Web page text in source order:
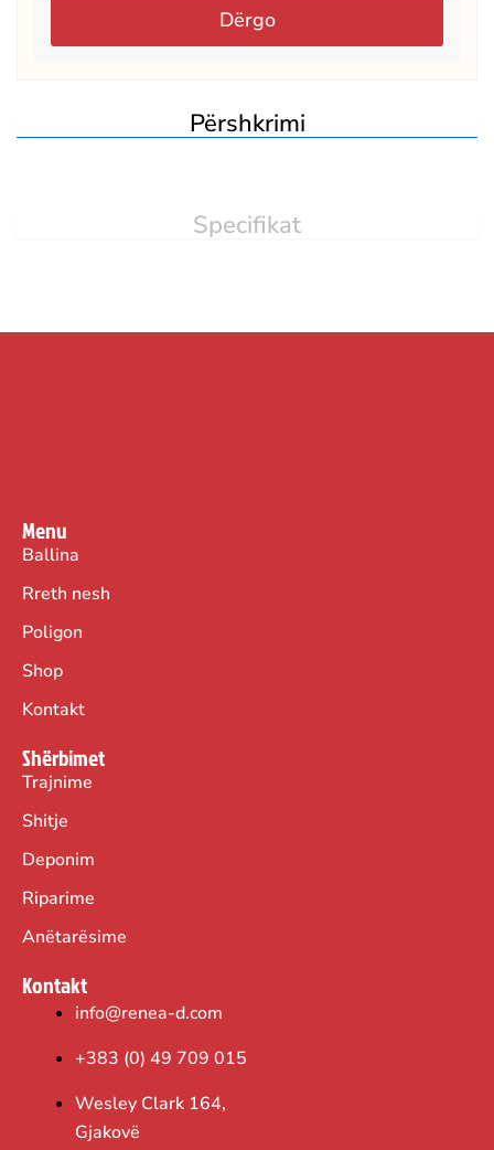
Dërgo
Përshkrimi
Specifikat
Menu
Ballina
Rreth nesh
Poligon
Shop
Kontakt
Shërbimet
Trajnime
Shitje
Deponim
Riparime
Anëtarësime
Kontakt
info@renea-d.com
+383 (0) 49 709 015
Wesley Clark 164,
Gjakovë